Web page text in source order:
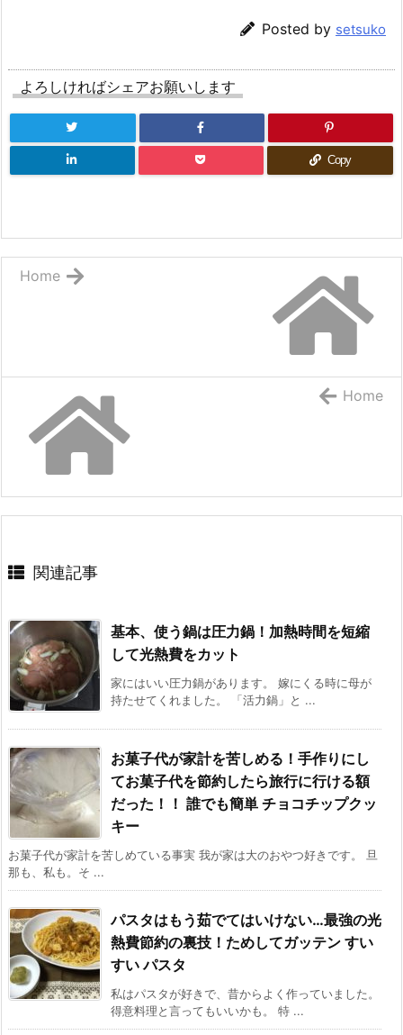
Posted by setsuko
よろしければシェアお願いします
Copy
Home
Home
関連記事
基本、使う鍋は圧力鍋！加熱時間を短縮
して光熱費をカット
家にはいい圧力鍋があります。 嫁にくる時に母が
持たせてくれました。 「活力鍋」と ...
お菓子代が家計を苦しめる！手作りにし
てお菓子代を節約したら旅行に行ける額
だった！！ 誰でも簡単 チョコチップクッ
キー
お菓子代が家計を苦しめている事実 我が家は大のおやつ好きです。 旦
那も、私も。そ ...
パスタはもう茹でてはいけない…最強の光
熱費節約の裏技！ためしてガッテン すい
すい パスタ
私はパスタが好きで、昔からよく作っていました。
得意料理と言ってもいいかも。 特 ...